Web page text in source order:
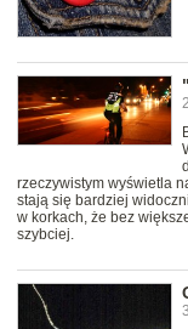
rzeczywistym wyświetla
stają się bardziej
w korkach, że bez
szybciej.